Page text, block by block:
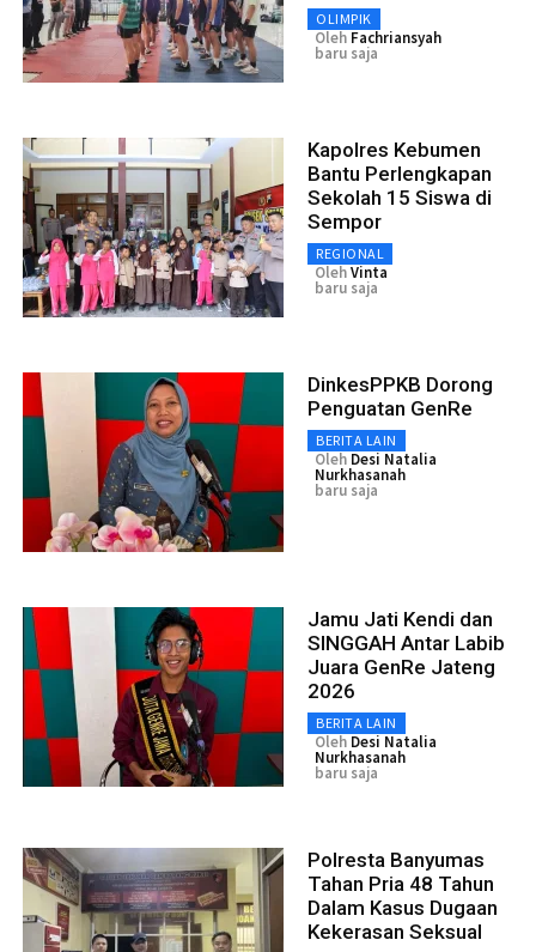
OLIMPIK
Oleh Fachriansyah
baru saja
Kapolres Kebumen
Bantu Perlengkapan
Sekolah 15 Siswa di
Sempor
REGIONAL
OlehVinta
baru saja
DinkesPPKB Dorong
Penguatan GenRe
BERITA LAIN
Oleh Desi Natalia
Nurkhasanah
baru saja
Jamu Jati Kendi dan
SINGGAH Antar Labib
Juara GenRe Jateng
2026
BERITA LAIN
Oleh Desi Natalia
Nurkhasanah
baru saja
Polresta Banyumas
Tahan Pria 48 Tahun
Dalam Kasus Dugaan
Kekerasan Seksual